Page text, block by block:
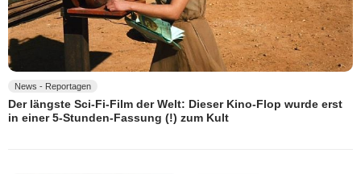
News - Reportagen
Der längste Sci-Fi-Film der Welt: Dieser Kino-Flop wurde erst
in einer 5-Stunden-Fassung (!) zum Kult